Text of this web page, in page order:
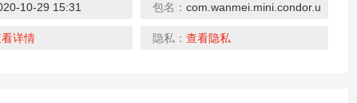
10-29 15:31 包名： com.wanmei.mini.condor.uc
详情 隐私： 查看隐私
战场生存20 大炮射手X
下载
机枪打击僵尸